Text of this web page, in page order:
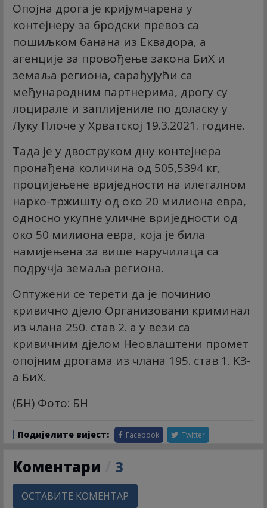
Опојна дрога је кријумчарена у
контејнеру за бродски превоз са
пошиљком банана из Еквадора, а
агенције за провођење закона БиХ и
земаља региона, сарађујући са
међународним партнерима, дрогу су
лоцирале и заплијениле по доласку у
Луку Плоче у Хрватској 19.3.2021. године.
Тада је у двоструком дну контејнера
пронађена количина од 505,5394 кг,
процијењене вриједности на илегалном
нарко-тржишту од око 20 милиона евра,
односно укупне уличне вриједности од
око 50 милиона евра, која је била
намијењена за више наручилаца са
подручја земаља региона.
Оптужени се терети да је починио
кривично дјело Организовани криминал
из члана 250. став 2. а у вези са
кривичним дјелом Неовлаштени промет
опојним дрогама из члана 195. став 1. КЗ-
а БиХ.
(БН) Фото: БН
Подијелите вијест: Facebook Twitter
Коментари 3
ОСТАВИТЕ КОМЕНТАР